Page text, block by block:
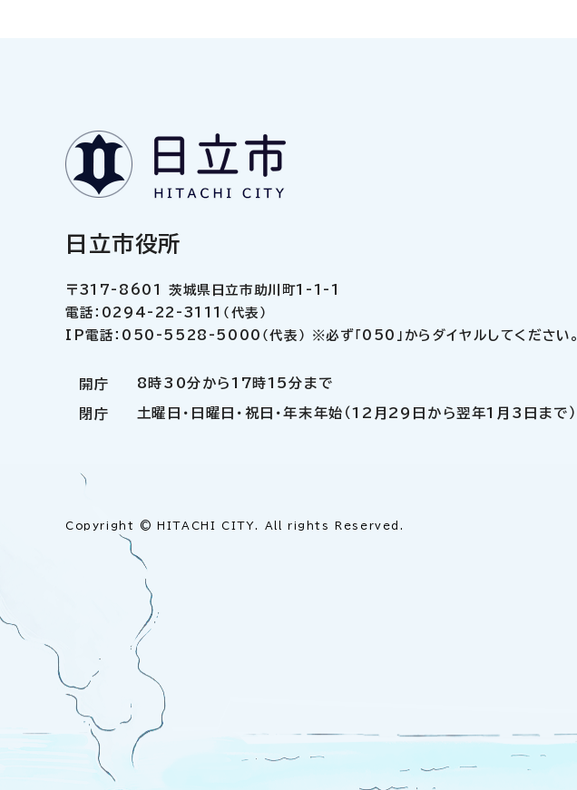
日立市役所
〒317-8601 茨城県日立市助川町1-1-1
電話：0294-22-3111（代表）
IP電話：050-5528-5000（代表） ※必ず「050」からダイヤルしてください。
開庁 8時30分から17時15分まで
閉庁 土曜日・日曜日・祝日・年末年始（12月29日から翌年1月3日まで）
Copyright © HITACHI CITY. All rights Reserved.